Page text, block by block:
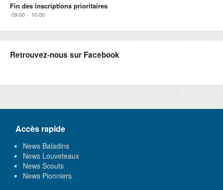
Fin des inscriptions prioritaires
09:00- 10:00
Retrouvez-nous sur Facebook
Accès rapide
News Baladins
News Louveteaux
News Scouts
News Pionniers